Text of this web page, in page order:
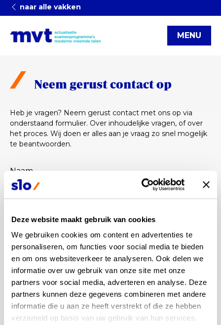
Deze website maakt gebruik van cookies
We gebruiken cookies om content en advertenties te
personaliseren, om functies voor social media te bieden
en om ons websiteverkeer te analyseren. Ook delen we
informatie over uw gebruik van onze site met onze
partners voor social media, adverteren en analyse. Deze
partners kunnen deze gegevens combineren met andere
informatie die u aan ze heeft verstrekt of die ze hebben
verzameld op basis van uw gebruik van hun services.
naar alle vakken
MENU
Neem gerust contact op
Heb je vragen? Neem gerust contact met ons op via
onderstaand formulier. Over inhoudelijke vragen, of over
het proces. Wij doen er alles aan je vraag zo snel mogelijk
te beantwoorden.
Naam
Voornaam
E-mailadres
Stel hieronder je vraag:
Verzenden